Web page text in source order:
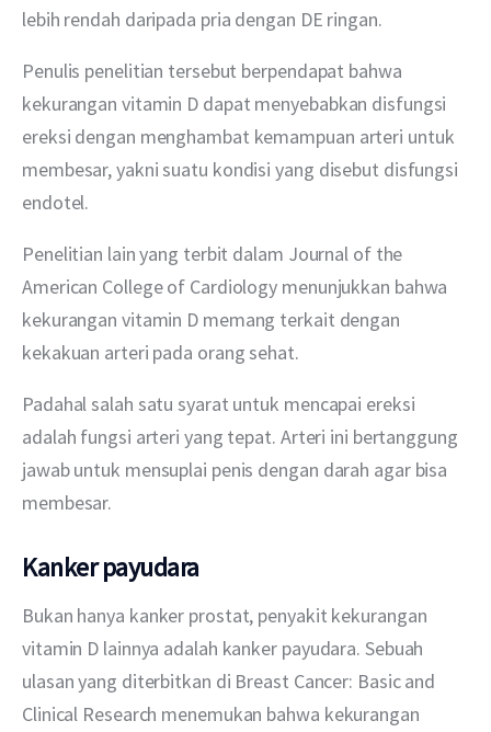
lebih rendah daripada pria dengan DE ringan.
Penulis penelitian tersebut berpendapat bahwa
kekurangan vitamin D dapat menyebabkan disfungsi
ereksi dengan menghambat kemampuan arteri untuk
membesar, yakni suatu kondisi yang disebut disfungsi
endotel.
Penelitian lain yang terbit dalam Journal of the
American College of Cardiology menunjukkan bahwa
kekurangan vitamin D memang terkait dengan
kekakuan arteri pada orang sehat.
Padahal salah satu syarat untuk mencapai ereksi
adalah fungsi arteri yang tepat. Arteri ini bertanggung
jawab untuk mensuplai penis dengan darah agar bisa
membesar.
Kanker payudara
Bukan hanya kanker prostat, penyakit kekurangan
vitamin D lainnya adalah kanker payudara. Sebuah
ulasan yang diterbitkan di Breast Cancer: Basic and
Clinical Research menemukan bahwa kekurangan